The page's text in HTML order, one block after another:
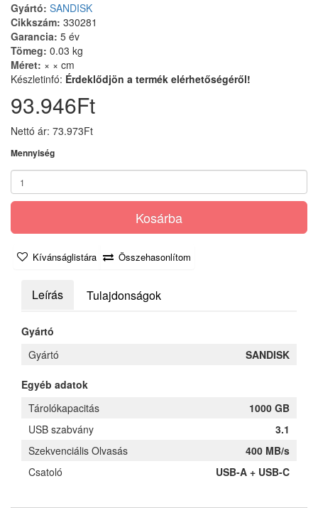
Gyártó: SANDISK
Cikkszám: 330281
Garancia: 5 év
Tömeg: 0.03 kg
Méret: × × cm
Készletinfó: Érdeklődjön a termék elérhetőségéről!
93.946Ft
Nettó ár: 73.973Ft
Mennyiség
Kosárba
Kívánságlistára Összehasonlítom
Leírás Tulajdonságok
Gyártó
Gyártó
SANDISK
Egyéb adatok
Tárolókapacitás
1000 GB
USB szabvány
3.1
Szekvenciális Olvasás
400 MB/s
Csatoló
USB-A + USB-C